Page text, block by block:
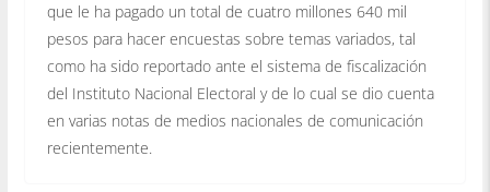
que le ha pagado un total de cuatro millones 640 mil
pesos para hacer encuestas sobre temas variados, tal
como ha sido reportado ante el sistema de fiscalización
del Instituto Nacional Electoral y de lo cual se dio cuenta
en varias notas de medios nacionales de comunicación
recientemente.